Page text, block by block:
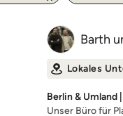
Barth
Lokales
Berlin &
Unser Büro für